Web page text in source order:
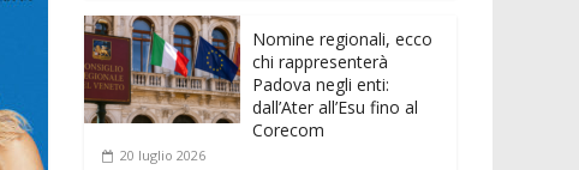
Nomine regionali, ecco
chi rappresenterà
Padova negli enti:
dall’Ater all’Esu fino al
Corecom
20 luglio 2026